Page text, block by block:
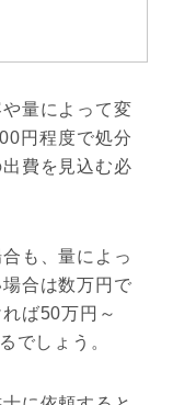
量によって変
円程度で処分
費を見込む必
も、量によっ
合は数万円で
ば50万円～
でしょう。